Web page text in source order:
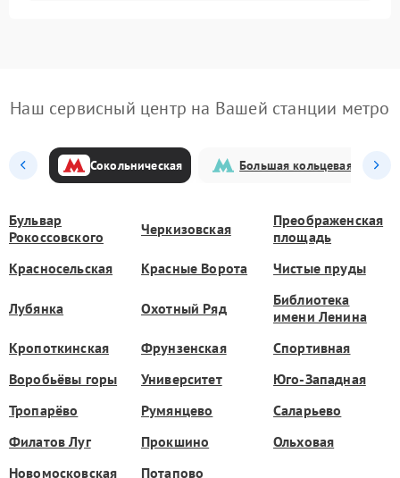
Наш сервисный центр на Вашей станции метро
Сокольническая Большая кольцевая
Бульвар
Рокоссовского
Черкизовская
Преображенская
площадь
Красносельская
Красные Ворота Чистые пруды
Лубянка Охотный Ряд
Библиотека
имени Ленина
Кропоткинская
Фрунзенская
Спортивная
Воробьёвы горы
Университет
Юго-Западная
Тропарёво
Румянцево
Саларьево
Филатов Луг
Прокшино
Ольховая
Новомосковская
Потапово